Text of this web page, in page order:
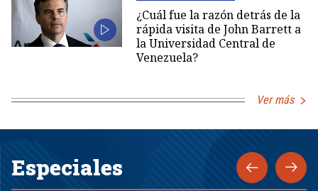
¿Cuál fue la razón detrás de la
rápida visita de John Barrett a
la Universidad Central de
Venezuela?
Ver más
Especiales